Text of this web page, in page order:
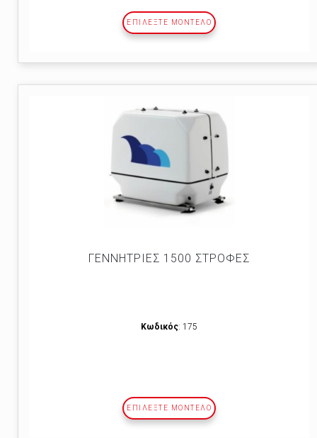
ΕΠΙΛΕΞΤΕ ΜΟΝΤΕΛΟ
ΓΕΝΝΗΤΡΙΕΣ 1500 ΣΤΡΟΦΕΣ
Κωδικός: 175
ΕΠΙΛΕΞΤΕ ΜΟΝΤΕΛΟ